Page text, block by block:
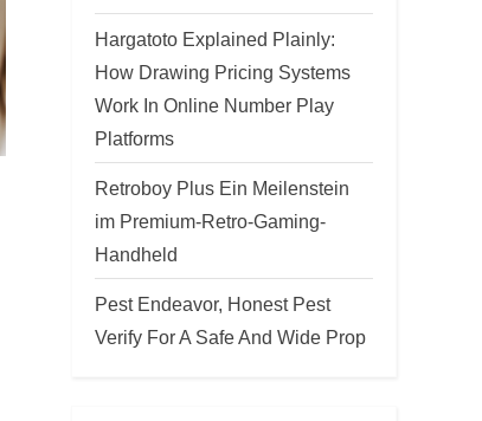
Hargatoto Explained Plainly:
How Drawing Pricing Systems
Work In Online Number Play
Platforms
Retroboy Plus Ein Meilenstein
im Premium-Retro-Gaming-
Handheld
Pest Endeavor, Honest Pest
Verify For A Safe And Wide Prop